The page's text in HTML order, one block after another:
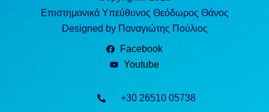
Επιστημονικά Υπεύθυνος Θεόδωρος Θάνος
Designed by Παναγιώτης Πούλιος
Facebook
Youtube
+30 26510 05738